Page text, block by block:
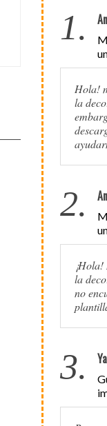
1.
Hola!
la
2.
la
no
3.